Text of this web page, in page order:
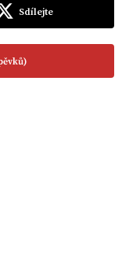
Sdílejte